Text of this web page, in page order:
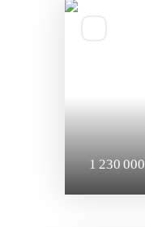
1 230 000